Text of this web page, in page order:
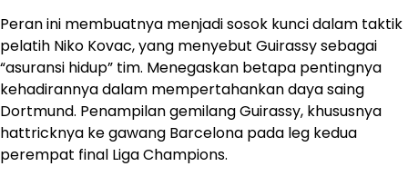
Peran ini membuatnya menjadi sosok kunci dalam taktik
pelatih Niko Kovac, yang menyebut Guirassy sebagai
“asuransi hidup” tim. Menegaskan betapa pentingnya
kehadirannya dalam mempertahankan daya saing
Dortmund. Penampilan gemilang Guirassy, khususnya
hattricknya ke gawang Barcelona pada leg kedua
perempat final Liga Champions.